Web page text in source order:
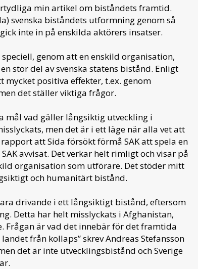
min artikel om biståndets framtid.
svenska biståndets utformning genom så
inte in på enskilda aktörers insatser.
genom att en enskild organisation,
stor del av svenska statens bistånd. Enligt
positiva effekter, t.ex. genom
det ställer viktiga frågor.
mål vad gäller långsiktig utveckling i
men det är i ett läge när alla vet att
att Sida försökt förmå SAK att spela en
avvisat. Det verkar helt rimligt och visar på
organisation som utförare. Det stöder mitt
och humanitärt bistånd.
drivande i ett långsiktigt bistånd, eftersom
Detta har helt misslyckats i Afghanistan,
Frågan är vad det innebär för det framtida
från kollaps” skrev Andreas Stefansson
det är inte utvecklingsbistånd och Sverige